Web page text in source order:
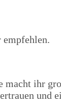
empfehlen.
macht ihr
und